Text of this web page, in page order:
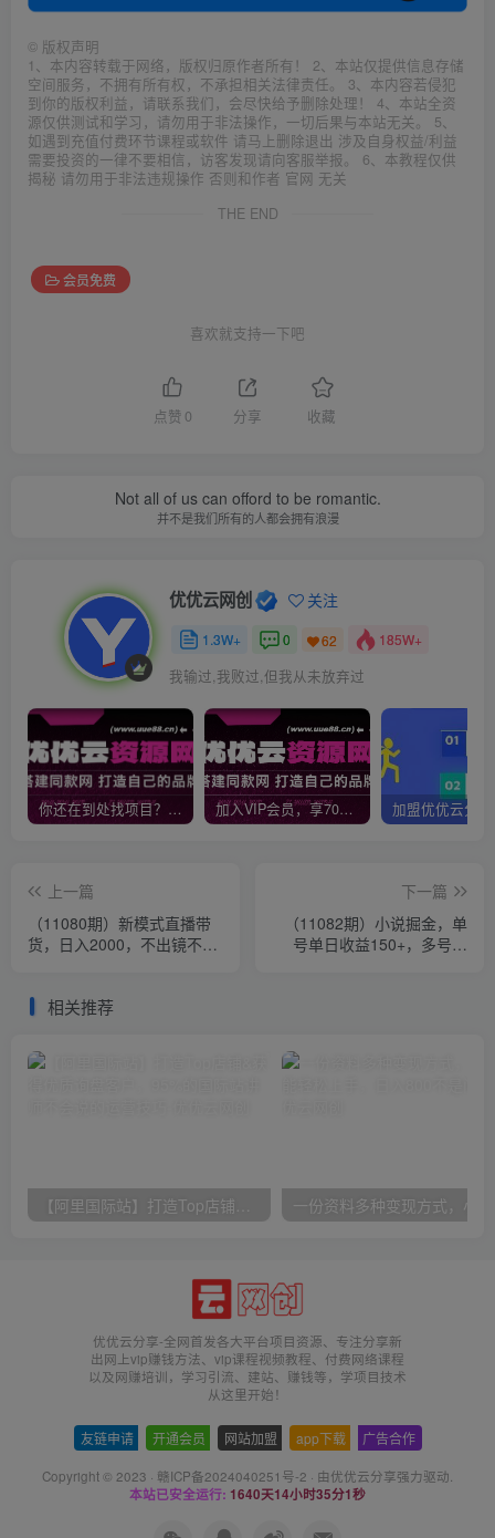
© 版权声明
1、本内容转载于网络，版权归原作者所有！ 2、本站仅提供信息存储
空间服务，不拥有所有权，不承担相关法律责任。 3、本内容若侵犯
到你的版权利益，请联系我们，会尽快给予删除处理！ 4、本站全资
源仅供测试和学习，请勿用于非法操作，一切后果与本站无关。 5、
如遇到充值付费环节课程或软件 请马上删除退出 涉及自身权益/利益
需要投资的一律不要相信，访客发现请向客服举报。 6、本教程仅供
揭秘 请勿用于非法违规操作 否则和作者 官网 无关
THE END
会员免费
喜欢就支持一下吧
点赞 0 分享 收藏
Not all of us can offord to be romantic.
并不是我们所有的人都会拥有浪漫
优优云网创 关注
1.3W+ 0 62 185W+
我输过,我败过,但我从未放弃过
你还在到处找项目？还在当韭菜？我靠网创资源站一个月收入5万+，曾经我也是个失败者。 加入VIP会员，享70%的推广提成，免费学习多种网上创业课程，菜鸟秒变大神！
上一篇
（11080期）新模式直播带
货，日入2000，不出镜不露
下一篇
（11082期）小说掘金，单
号单日收益150+，多号多
相关推荐
优优云分享-全网首发各大平台项目资源、专注分享新
出网上vip赚钱方法、vip课程视频教程、付费网络课程
以及网赚培训，学习引流、建站、赚钱等，学项目技术
从这里开始！
友链申请 开通会员 网站加盟 app下载 广告合作
Copyright © 2023 · 赣ICP备2024040251号-2 · 由优优云分享强力驱动.
本站已安全运行: 1640天14小时35分1秒